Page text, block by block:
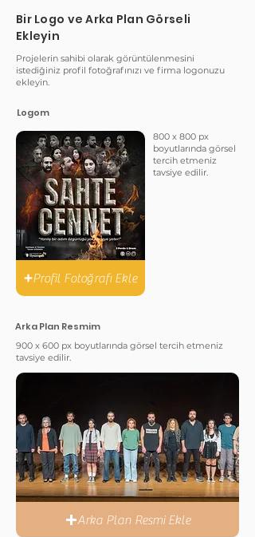
Bir Logo ve Arka Plan Görseli
Ekleyin
Projelerin sahibi olarak görüntülenmesini
istediğiniz profil fotoğrafınızı ve firma logonuzu
ekleyin.
Logom
800 x 800 px
boyutlarında görsel
tercih etmeniz
tavsiye edilir.
Profil Fotoğrafı Ekle
Arka Plan Resmim
900 x 600 px boyutlarında görsel tercih etmeniz
tavsiye edilir.
Arka Plan Resmi Ekle